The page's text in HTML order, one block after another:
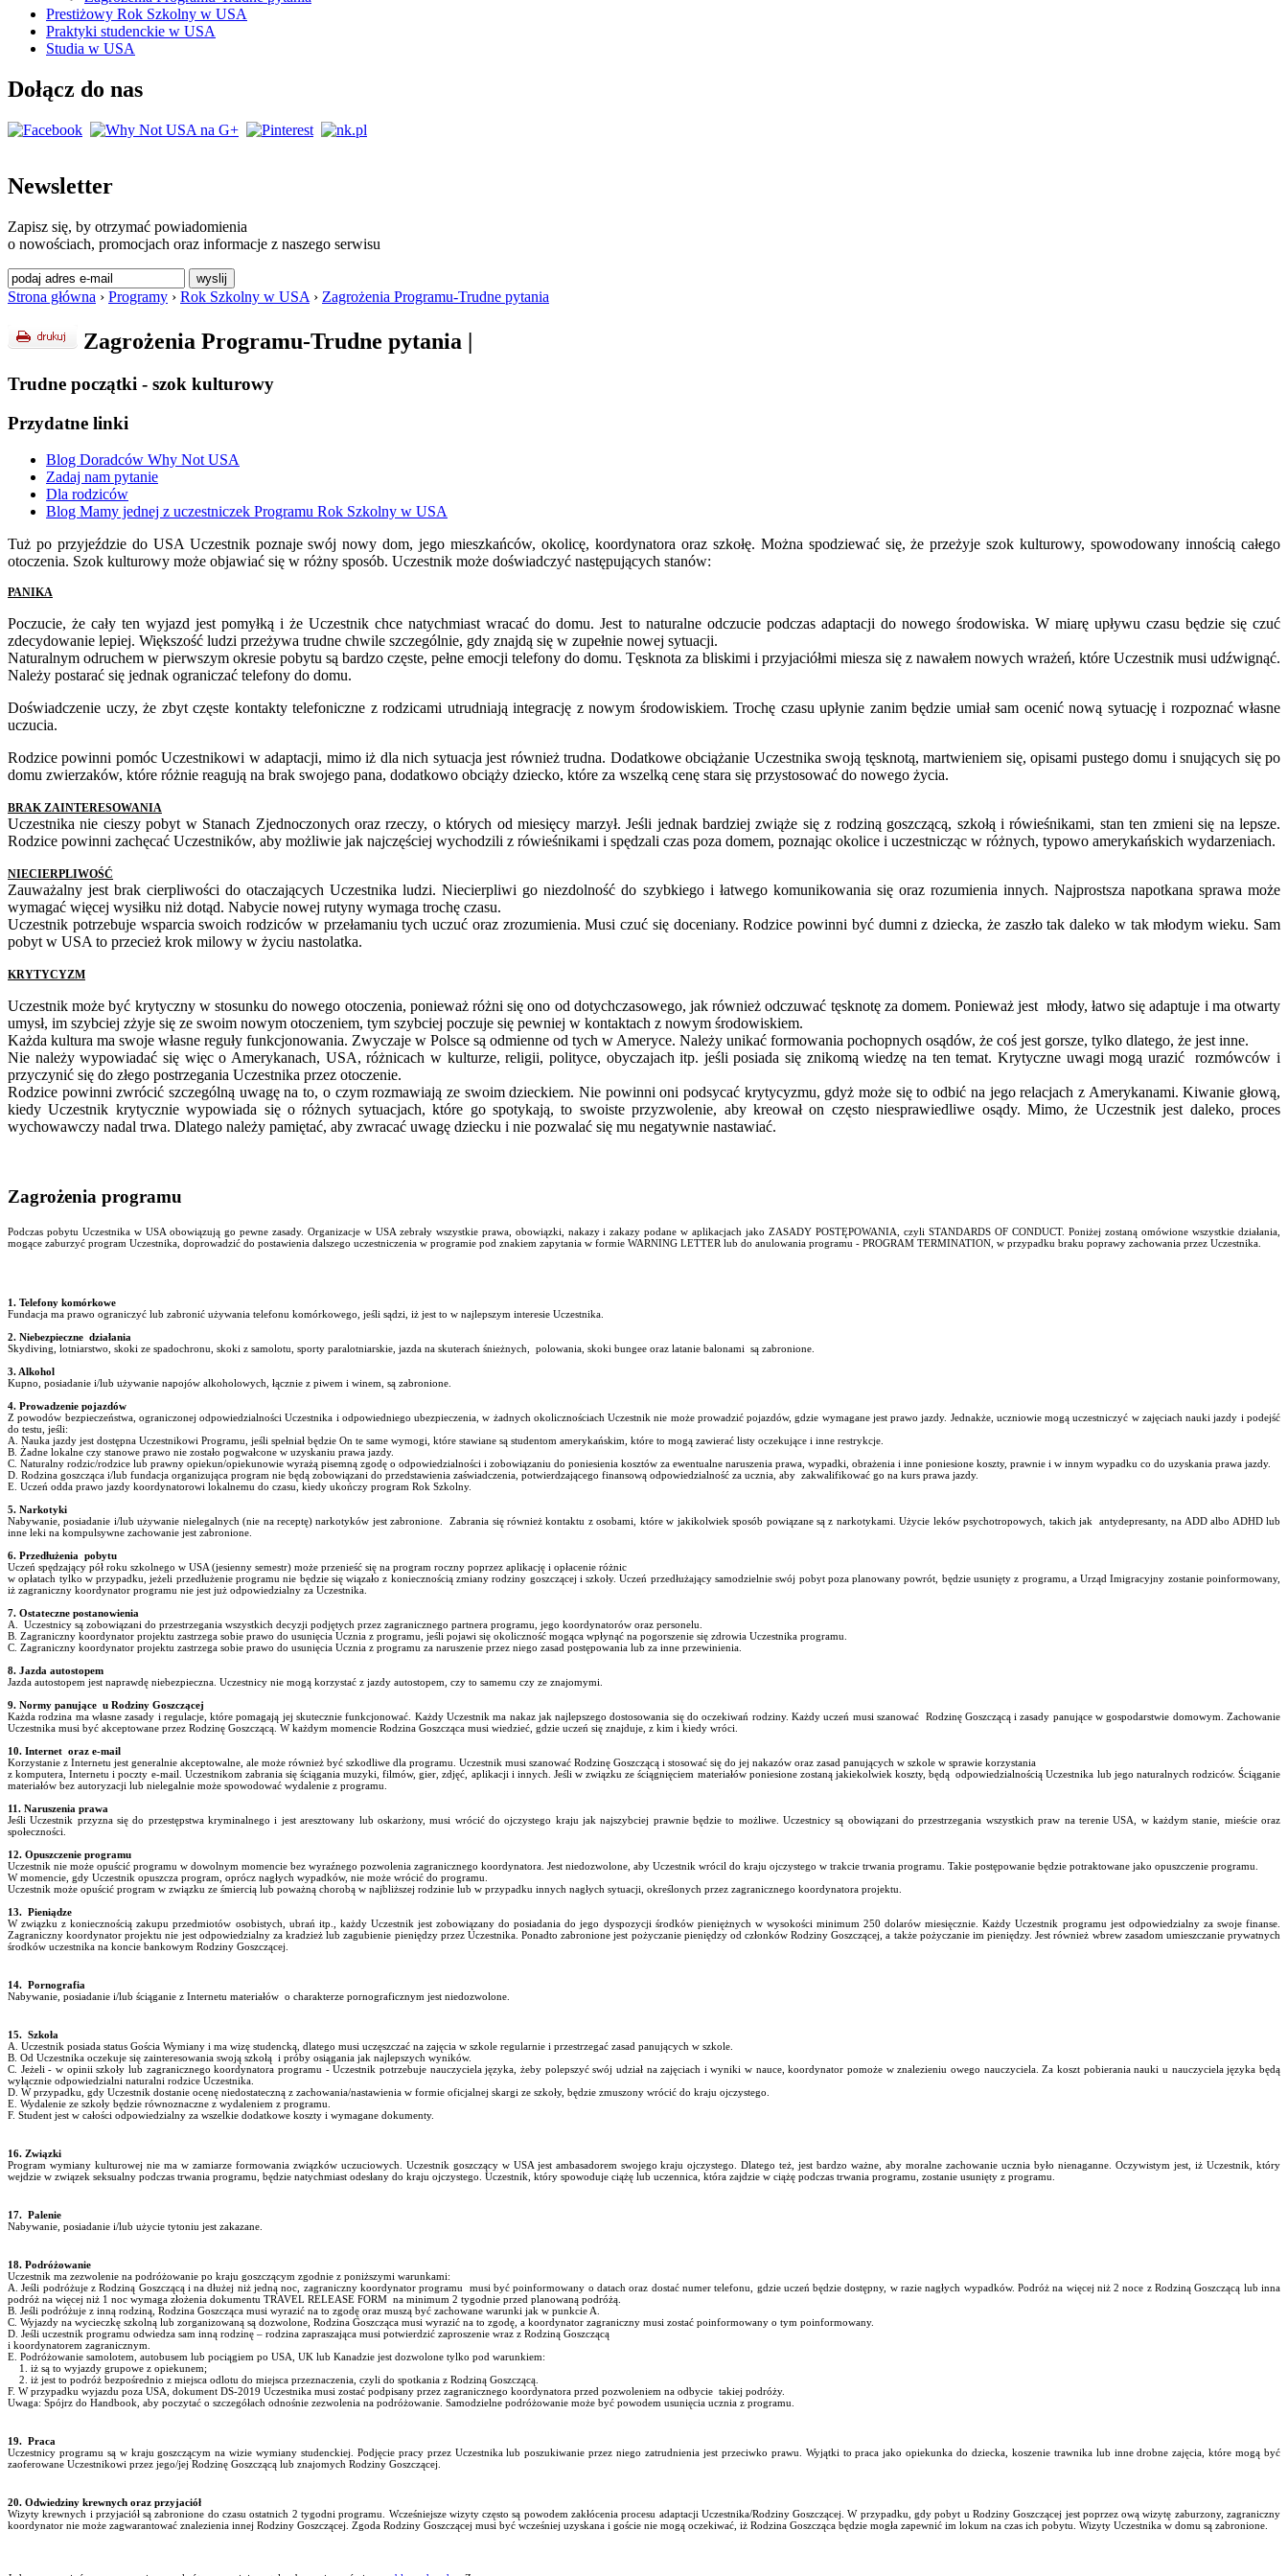
Prestiżowy Rok Szkolny w USA
Praktyki studenckie w USA
Studia w USA
Dołącz do nas
Newsletter
Zapisz się, by otrzymać powiadomienia
o nowościach, promocjach oraz informacje z naszego serwisu
Strona główna › Programy › Rok Szkolny w USA › Zagrożenia Programu-Trudne pytania
Zagrożenia Programu-Trudne pytania |
Trudne początki - szok kulturowy
Przydatne linki
Blog Doradców Why Not USA
Zadaj nam pytanie
Dla rodziców
Blog Mamy jednej z uczestniczek Programu Rok Szkolny w USA
Tuż po przyjeździe do USA Uczestnik poznaje swój nowy dom, jego mieszkańców, okolicę, koordynatora oraz szkołę. Można spodziewać się, że przeżyje szok kulturowy, spowodowany innością całego
otoczenia. Szok kulturowy może objawiać się w różny sposób. Uczestnik może doświadczyć następujących stanów:
PANIKA
Poczucie, że cały ten wyjazd jest pomyłką i że Uczestnik chce natychmiast wracać do domu. Jest to naturalne odczucie podczas adaptacji do nowego środowiska. W miarę upływu czasu będzie się czuć
zdecydowanie lepiej. Większość ludzi przeżywa trudne chwile szczególnie, gdy znajdą się w zupełnie nowej sytuacji.
Naturalnym odruchem w pierwszym okresie pobytu są bardzo częste, pełne emocji telefony do domu. Tęsknota za bliskimi i przyjaciółmi miesza się z nawałem nowych wrażeń, które Uczestnik musi udźwignąć.
Należy postarać się jednak ograniczać telefony do domu.
Doświadczenie uczy, że zbyt częste kontakty telefoniczne z rodzicami utrudniają integrację z nowym środowiskiem. Trochę czasu upłynie zanim będzie umiał sam ocenić nową sytuację i rozpoznać własne
uczucia.
Rodzice powinni pomóc Uczestnikowi w adaptacji, mimo iż dla nich sytuacja jest również trudna. Dodatkowe obciążanie Uczestnika swoją tęsknotą, martwieniem się, opisami pustego domu i snujących się po
domu zwierzaków, które różnie reagują na brak swojego pana, dodatkowo obciąży dziecko, które za wszelką cenę stara się przystosować do nowego życia.
BRAK ZAINTERESOWANIA
Uczestnika nie cieszy pobyt w Stanach Zjednoczonych oraz rzeczy, o których od miesięcy marzył. Jeśli jednak bardziej zwiąże się z rodziną goszczącą, szkołą i rówieśnikami, stan ten zmieni się na lepsze.
Rodzice powinni zachęcać Uczestników, aby możliwie jak najczęściej wychodzili z rówieśnikami i spędzali czas poza domem, poznając okolice i uczestnicząc w różnych, typowo amerykańskich wydarzeniach.
NIECIERPLIWOŚĆ
Zauważalny jest brak cierpliwości do otaczających Uczestnika ludzi. Niecierpliwi go niezdolność do szybkiego i łatwego komunikowania się oraz rozumienia innych. Najprostsza napotkana sprawa może
wymagać więcej wysiłku niż dotąd. Nabycie nowej rutyny wymaga trochę czasu.
Uczestnik potrzebuje wsparcia swoich rodziców w przełamaniu tych uczuć oraz zrozumienia. Musi czuć się doceniany. Rodzice powinni być dumni z dziecka, że zaszło tak daleko w tak młodym wieku. Sam
pobyt w USA to przecież krok milowy w życiu nastolatka.
KRYTYCYZM
Uczestnik może być krytyczny w stosunku do nowego otoczenia, ponieważ różni się ono od dotychczasowego, jak również odczuwać tęsknotę za domem. Ponieważ jest młody, łatwo się adaptuje i ma otwarty
umysł, im szybciej zżyje się ze swoim nowym otoczeniem, tym szybciej poczuje się pewniej w kontaktach z nowym środowiskiem.
Każda kultura ma swoje własne reguły funkcjonowania. Zwyczaje w Polsce są odmienne od tych w Ameryce. Należy unikać formowania pochopnych osądów, że coś jest gorsze, tylko dlatego, że jest inne.
Nie należy wypowiadać się więc o Amerykanach, USA, różnicach w kulturze, religii, polityce, obyczajach itp. jeśli posiada się znikomą wiedzę na ten temat. Krytyczne uwagi mogą urazić rozmówców i
przyczynić się do złego postrzegania Uczestnika przez otoczenie.
Rodzice powinni zwrócić szczególną uwagę na to, o czym rozmawiają ze swoim dzieckiem. Nie powinni oni podsycać krytycyzmu, gdyż może się to odbić na jego relacjach z Amerykanami. Kiwanie głową,
kiedy Uczestnik krytycznie wypowiada się o różnych sytuacjach, które go spotykają, to swoiste przyzwolenie, aby kreował on często niesprawiedliwe osądy. Mimo, że Uczestnik jest daleko, proces
wychowawczy nadal trwa. Dlatego należy pamiętać, aby zwracać uwagę dziecku i nie pozwalać się mu negatywnie nastawiać.
Zagrożenia programu
Podczas pobytu Uczestnika w USA obowiązują go pewne zasady. Organizacje w USA zebrały wszystkie prawa, obowiązki, nakazy i zakazy podane w aplikacjach jako ZASADY POSTĘPOWANIA, czyli STANDARDS OF CONDUCT. Poniżej zostaną omówione wszystkie działania,
mogące zaburzyć program Uczestnika, doprowadzić do postawienia dalszego uczestniczenia w programie pod znakiem zapytania w formie WARNING LETTER lub do anulowania programu - PROGRAM TERMINATION, w przypadku braku poprawy zachowania przez Uczestnika.
1. Telefony komórkowe
Fundacja ma prawo ograniczyć lub zabronić używania telefonu komórkowego, jeśli sądzi, iż jest to w najlepszym interesie Uczestnika.
2. Niebezpieczne działania
Skydiving, lotniarstwo, skoki ze spadochronu, skoki z samolotu, sporty paralotniarskie, jazda na skuterach śnieżnych, polowania, skoki bungee oraz latanie balonami są zabronione.
3. Alkohol
Kupno, posiadanie i/lub używanie napojów alkoholowych, łącznie z piwem i winem, są zabronione.
4. Prowadzenie pojazdów
Z powodów bezpieczeństwa, ograniczonej odpowiedzialności Uczestnika i odpowiedniego ubezpieczenia, w żadnych okolicznościach Uczestnik nie może prowadzić pojazdów, gdzie wymagane jest prawo jazdy. Jednakże, uczniowie mogą uczestniczyć w zajęciach nauki jazdy i podejść
do testu, jeśli:
A. Nauka jazdy jest dostępna Uczestnikowi Programu, jeśli spełniał będzie On te same wymogi, które stawiane są studentom amerykańskim, które to mogą zawierać listy oczekujące i inne restrykcje.
B. Żadne lokalne czy stanowe prawo nie zostało pogwałcone w uzyskaniu prawa jazdy.
C. Naturalny rodzic/rodzice lub prawny opiekun/opiekunowie wyrażą pisemną zgodę o odpowiedzialności i zobowiązaniu do poniesienia kosztów za ewentualne naruszenia prawa, wypadki, obrażenia i inne poniesione koszty, prawnie i w innym wypadku co do uzyskania prawa jazdy.
D. Rodzina goszcząca i/lub fundacja organizująca program nie będą zobowiązani do przedstawienia zaświadczenia, potwierdzającego finansową odpowiedzialność za ucznia, aby zakwalifikować go na kurs prawa jazdy.
E. Uczeń odda prawo jazdy koordynatorowi lokalnemu do czasu, kiedy ukończy program Rok Szkolny.
5. Narkotyki
Nabywanie, posiadanie i/lub używanie nielegalnych (nie na receptę) narkotyków jest zabronione. Zabrania się również kontaktu z osobami, które w jakikolwiek sposób powiązane są z narkotykami. Użycie leków psychotropowych, takich jak antydepresanty, na ADD albo ADHD lub
inne leki na kompulsywne zachowanie jest zabronione.
6. Przedłużenia pobytu
Uczeń spędzający pół roku szkolnego w USA (jesienny semestr) może przenieść się na program roczny poprzez aplikację i opłacenie różnic
w opłatach tylko w przypadku, jeżeli przedłużenie programu nie będzie się wiązało z koniecznością zmiany rodziny goszczącej i szkoły. Uczeń przedłużający samodzielnie swój pobyt poza planowany powrót, będzie usunięty z programu, a Urząd Imigracyjny zostanie poinformowany,
iż zagraniczny koordynator programu nie jest już odpowiedzialny za Uczestnika.
7. Ostateczne postanowienia
A. Uczestnicy są zobowiązani do przestrzegania wszystkich decyzji podjętych przez zagranicznego partnera programu, jego koordynatorów oraz personelu.
B. Zagraniczny koordynator projektu zastrzega sobie prawo do usunięcia Ucznia z programu, jeśli pojawi się okoliczność mogąca wpłynąć na pogorszenie się zdrowia Uczestnika programu.
C. Zagraniczny koordynator projektu zastrzega sobie prawo do usunięcia Ucznia z programu za naruszenie przez niego zasad postępowania lub za inne przewinienia.
8. Jazda autostopem
Jazda autostopem jest naprawdę niebezpieczna. Uczestnicy nie mogą korzystać z jazdy autostopem, czy to samemu czy ze znajomymi.
9. Normy panujące u Rodziny Goszczącej
Każda rodzina ma własne zasady i regulacje, które pomagają jej skutecznie funkcjonować. Każdy Uczestnik ma nakaz jak najlepszego dostosowania się do oczekiwań rodziny. Każdy uczeń musi szanować Rodzinę Goszczącą i zasady panujące w gospodarstwie domowym. Zachowanie
Uczestnika musi być akceptowane przez Rodzinę Goszczącą. W każdym momencie Rodzina Goszcząca musi wiedzieć, gdzie uczeń się znajduje, z kim i kiedy wróci.
10. Internet oraz e-mail
Korzystanie z Internetu jest generalnie akceptowalne, ale może również być szkodliwe dla programu. Uczestnik musi szanować Rodzinę Goszczącą i stosować się do jej nakazów oraz zasad panujących w szkole w sprawie korzystania
z komputera, Internetu i poczty e-mail. Uczestnikom zabrania się ściągania muzyki, filmów, gier, zdjęć, aplikacji i innych. Jeśli w związku ze ściągnięciem materiałów poniesione zostaną jakiekolwiek koszty, będą odpowiedzialnością Uczestnika lub jego naturalnych rodziców. Ściąganie
materiałów bez autoryzacji lub nielegalnie może spowodować wydalenie z programu.
11. Naruszenia prawa
Jeśli Uczestnik przyzna się do przestępstwa kryminalnego i jest aresztowany lub oskarżony, musi wrócić do ojczystego kraju jak najszybciej prawnie będzie to możliwe. Uczestnicy są obowiązani do przestrzegania wszystkich praw na terenie USA, w każdym stanie, mieście oraz
społeczności.
12. Opuszczenie programu
Uczestnik nie może opuścić programu w dowolnym momencie bez wyraźnego pozwolenia zagranicznego koordynatora. Jest niedozwolone, aby Uczestnik wrócil do kraju ojczystego w trakcie trwania programu. Takie postępowanie będzie potraktowane jako opuszczenie programu.
W momencie, gdy Uczestnik opuszcza program, oprócz nagłych wypadków, nie może wrócić do programu.
Uczestnik może opuścić program w związku ze śmiercią lub poważną chorobą w najbliższej rodzinie lub w przypadku innych nagłych sytuacji, określonych przez zagranicznego koordynatora projektu.
13. Pieniądze
W związku z koniecznością zakupu przedmiotów osobistych, ubrań itp., każdy Uczestnik jest zobowiązany do posiadania do jego dyspozycji środków pieniężnych w wysokości minimum 250 dolarów miesięcznie. Każdy Uczestnik programu jest odpowiedzialny za swoje finanse.
Zagraniczny koordynator projektu nie jest odpowiedzialny za kradzież lub zagubienie pieniędzy przez Uczestnika. Ponadto zabronione jest pożyczanie pieniędzy od członków Rodziny Goszczącej, a także pożyczanie im pieniędzy. Jest również wbrew zasadom umieszczanie prywatnych
środków uczestnika na koncie bankowym Rodziny Goszczącej.
14. Pornografia
Nabywanie, posiadanie i/lub ściąganie z Internetu materiałów o charakterze pornograficznym jest niedozwolone.
15. Szkoła
A. Uczestnik posiada status Gościa Wymiany i ma wizę studencką, dlatego musi uczęszczać na zajęcia w szkole regularnie i przestrzegać zasad panujących w szkole.
B. Od Uczestnika oczekuje się zainteresowania swoją szkołą i próby osiągania jak najlepszych wyników.
C. Jeżeli - w opinii szkoły lub zagranicznego koordynatora programu - Uczestnik potrzebuje nauczyciela języka, żeby polepszyć swój udział na zajęciach i wyniki w nauce, koordynator pomoże w znalezieniu owego nauczyciela. Za koszt pobierania nauki u nauczyciela języka będą
wyłącznie odpowiedzialni naturalni rodzice Uczestnika.
D. W przypadku, gdy Uczestnik dostanie ocenę niedostateczną z zachowania/nastawienia w formie oficjalnej skargi ze szkoły, będzie zmuszony wrócić do kraju ojczystego.
E. Wydalenie ze szkoły będzie równoznaczne z wydaleniem z programu.
F. Student jest w całości odpowiedzialny za wszelkie dodatkowe koszty i wymagane dokumenty.
16. Związki
Program wymiany kulturowej nie ma w zamiarze formowania związków uczuciowych. Uczestnik goszczący w USA jest ambasadorem swojego kraju ojczystego. Dlatego też, jest bardzo ważne, aby moralne zachowanie ucznia było nienaganne. Oczywistym jest, iż Uczestnik, który
wejdzie w związek seksualny podczas trwania programu, będzie natychmiast odesłany do kraju ojczystego. Uczestnik, który spowoduje ciążę lub uczennica, która zajdzie w ciążę podczas trwania programu, zostanie usunięty z programu.
17. Palenie
Nabywanie, posiadanie i/lub użycie tytoniu jest zakazane.
18. Podróżowanie
Uczestnik ma zezwolenie na podróżowanie po kraju goszczącym zgodnie z poniższymi warunkami:
A. Jeśli podróżuje z Rodziną Goszczącą i na dłużej niż jedną noc, zagraniczny koordynator programu musi być poinformowany o datach oraz dostać numer telefonu, gdzie uczeń będzie dostępny, w razie nagłych wypadków. Podróż na więcej niż 2 noce z Rodziną Goszczącą lub inna
podróż na więcej niż 1 noc wymaga złożenia dokumentu TRAVEL RELEASE FORM na minimum 2 tygodnie przed planowaną podróżą.
B. Jeśli podróżuje z inną rodziną, Rodzina Goszcząca musi wyrazić na to zgodę oraz muszą być zachowane warunki jak w punkcie A.
C. Wyjazdy na wycieczkę szkolną lub zorganizowaną są dozwolone, Rodzina Goszcząca musi wyrazić na to zgodę, a koordynator zagraniczny musi zostać poinformowany o tym poinformowany.
D. Jeśli uczestnik programu odwiedza sam inną rodzinę – rodzina zapraszająca musi potwierdzić zaproszenie wraz z Rodziną Goszczącą
i koordynatorem zagranicznym.
E. Podróżowanie samolotem, autobusem lub pociągiem po USA, UK lub Kanadzie jest dozwolone tylko pod warunkiem:
1. iż są to wyjazdy grupowe z opiekunem;
2. iż jest to podróż bezpośrednio z miejsca odlotu do miejsca przeznaczenia, czyli do spotkania z Rodziną Goszczącą.
F. W przypadku wyjazdu poza USA, dokument DS-2019 Uczestnika musi zostać podpisany przez zagranicznego koordynatora przed pozwoleniem na odbycie takiej podróży.
Uwaga: Spójrz do Handbook, aby poczytać o szczegółach odnośnie zezwolenia na podróżowanie. Samodzielne podróżowanie może być powodem usunięcia ucznia z programu.
19. Praca
Uczestnicy programu są w kraju goszczącym na wizie wymiany studenckiej. Podjęcie pracy przez Uczestnika lub poszukiwanie przez niego zatrudnienia jest przeciwko prawu. Wyjątki to praca jako opiekunka do dziecka, koszenie trawnika lub inne drobne zajęcia, które mogą być
zaoferowane Uczestnikowi przez jego/jej Rodzinę Goszczącą lub znajomych Rodziny Goszczącej.
20. Odwiedziny krewnych oraz przyjaciół
Wizyty krewnych i przyjaciół są zabronione do czasu ostatnich 2 tygodni programu. Wcześniejsze wizyty często są powodem zakłócenia procesu adaptacji Uczestnika/Rodziny Goszczącej. W przypadku, gdy pobyt u Rodziny Goszczącej jest poprzez ową wizytę zaburzony, zagraniczny
koordynator nie może zagwarantować znalezienia innej Rodziny Goszczącej. Zgoda Rodziny Goszczącej musi być wcześniej uzyskana i goście nie mogą oczekiwać, iż Rodzina Goszcząca będzie mogła zapewnić im lokum na czas ich pobytu. Wizyty Uczestnika w domu są zabronione.